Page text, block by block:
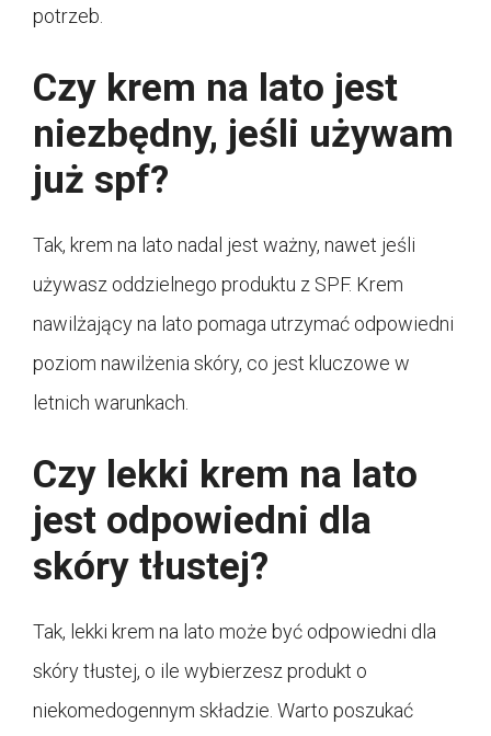
potrzeb.
Czy krem na lato jest
niezbędny, jeśli używam
już spf?
Tak, krem na lato nadal jest ważny, nawet jeśli
używasz oddzielnego produktu z SPF. Krem
nawilżający na lato pomaga utrzymać odpowiedni
poziom nawilżenia skóry, co jest kluczowe w
letnich warunkach.
Czy lekki krem na lato
jest odpowiedni dla
skóry tłustej?
Tak, lekki krem na lato może być odpowiedni dla
skóry tłustej, o ile wybierzesz produkt o
niekomedogennym składzie. Warto poszukać